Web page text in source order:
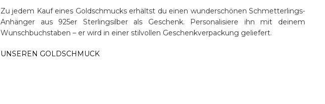
Zu jedem Kauf eines Goldschmucks erhältst du einen wunderschönen Schmetterlings-
Anhänger aus 925er Sterlingsilber als Geschenk. Personalisiere ihn mit deinem
Wunschbuchstaben – er wird in einer stilvollen Geschenkverpackung geliefert.
UNSEREN GOLDSCHMUCK